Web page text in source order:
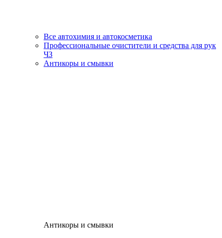
Все автохимия и автокосметика
Профессиональные очистители и средства для рук
ЧЗ
Антикоры и смывки
Антикоры и смывки